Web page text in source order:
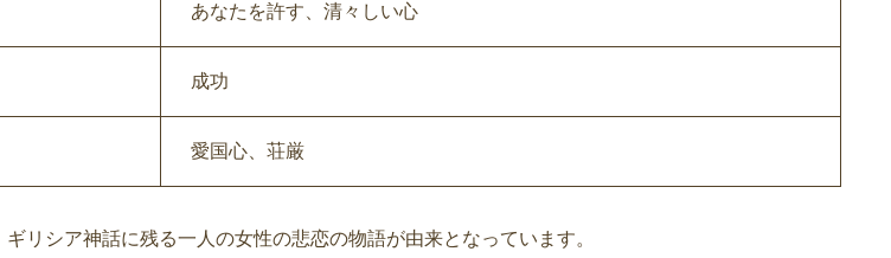
あなたを許す、清々しい心
成功
愛国心、荘厳
リシア神話に残る一人の女性の悲恋の物語が由来となっています。